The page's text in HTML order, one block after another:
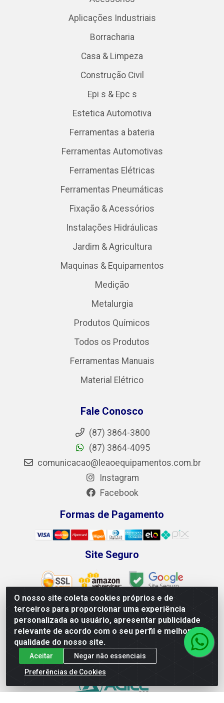
O nosso site coleta cookies próprios e de
terceiros para proporcionar uma experiência
personalizada ao usuário, apresentar publicidade
relevante de acordo com o seu perfil e melhorar a
qualidade do nosso site.
Aceitar
Negar não essenciais
Preferências de Cookies
Aplicações Industriais
Borracharia
Casa & Limpeza
Construção Civil
Epi s & Epc s
Estetica Automotiva
Ferramentas a bateria
Ferramentas Automotivas
Ferramentas Elétricas
Ferramentas Pneumáticas
Fixação & Acessórios
Instalações Hidráulicas
Jardim & Agricultura
Maquinas & Equipamentos
Medição
Metalurgia
Produtos Químicos
Todos os Produtos
Ferramentas Manuais
Material Elétrico
Fale Conosco
(87) 3864-3800
(87) 3864-4095
comunicacao@leaoequipamentos.com.br
Instagram
Facebook
Formas de Pagamento
Site Seguro
Leão Equipamentos e Ferramentas LTDA - Rodovia BR 428,
100 - Loteamento Recife, Petrolina/PE - CEP 56.320-746 -
CNPJ 04.265.871/0001-98